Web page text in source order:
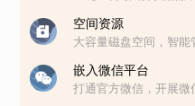
空间资源
大容量磁盘空间，智能
嵌入微信平台
打通官方微信，开展微